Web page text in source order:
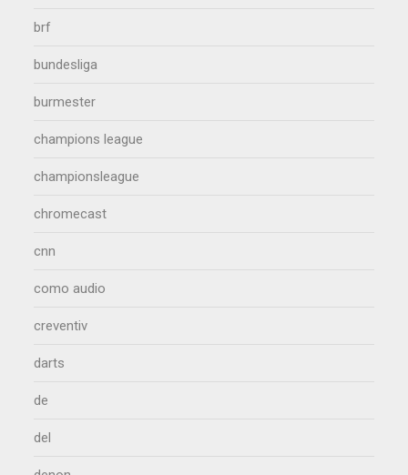
brf
bundesliga
burmester
champions league
championsleague
chromecast
cnn
como audio
creventiv
darts
de
del